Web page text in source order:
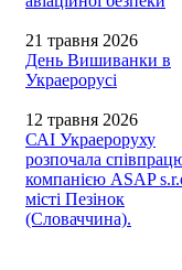
21 травня 2026
День Вишиванки в
Украерорусі
12 травня 2026
САІ Украероруху
розпочала
компанією ASAP
місті Пезінок
(Словаччина).